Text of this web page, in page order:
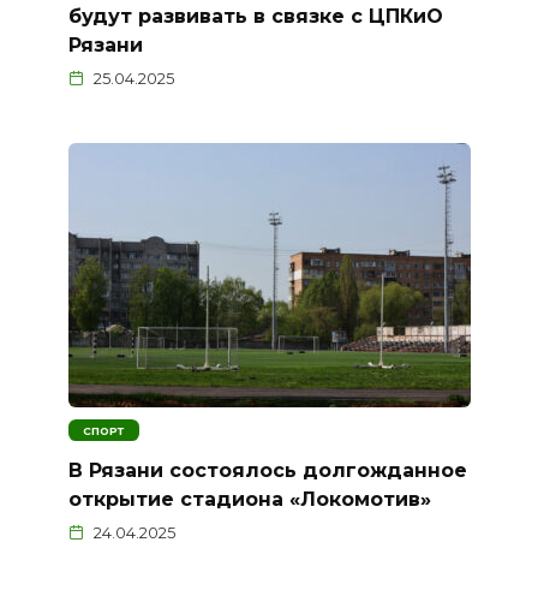
будут развивать в связке с ЦПКиО
Рязани
25.04.2025
СПОРТ
В Рязани состоялось долгожданное
открытие стадиона «Локомотив»
24.04.2025